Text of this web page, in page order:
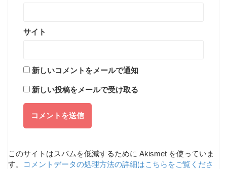
サイト
新しいコメントをメールで通知
新しい投稿をメールで受け取る
このサイトはスパムを低減するために Akismet を使っていま
す。
コメントデータの処理方法の詳細はこちらをご覧くださ